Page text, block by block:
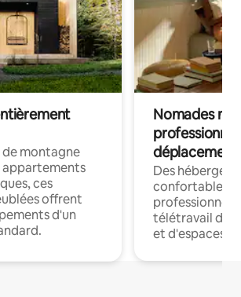
de montagne
appartements
ces
offrent
d'un
Nomades
déplacement
Des
confortables
professionnels
télétravail
et d'espaces